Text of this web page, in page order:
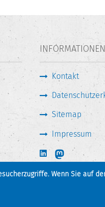
Wenn Sie auf
INFORMATIONEN
Kontakt
Sitemap
Impressum